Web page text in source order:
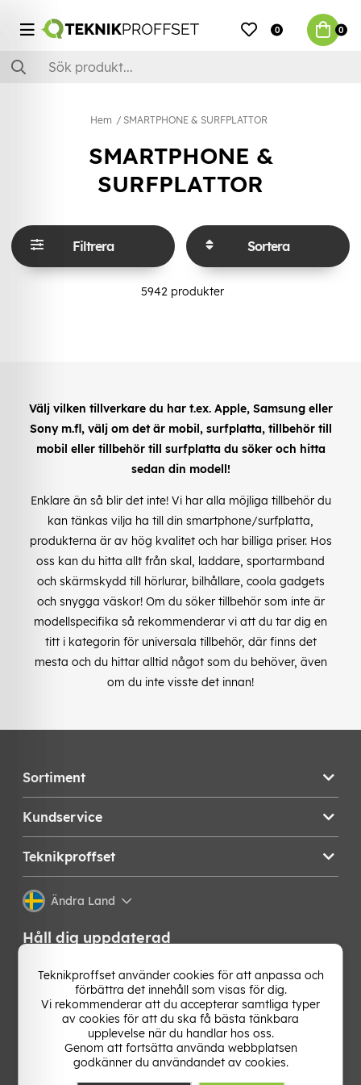
0 0
Hem SMARTPHONE & SURFPLATTOR
SMARTPHONE &
SURFPLATTOR
Filtrera Sortera
5942produkter
Välj vilken tillverkare du har t.ex. Apple, Samsung eller
Sony m.fl, välj om det är mobil, surfplatta, tillbehör till
mobil eller tillbehör till surfplatta du söker och hitta
sedan din modell!
Enklare än så blir det inte! Vi har alla möjliga tillbehör du
kan tänkas vilja ha till din smartphone/surfplatta,
produkterna är av hög kvalitet och har billiga priser. Hos
oss kan du hitta allt från skal, laddare, sportarmband
och skärmskydd till hörlurar, bilhållare, coola gadgets
och snygga väskor! Om du söker tillbehör som inte är
modellspecifika så rekommenderar vi att du tar dig en
titt i kategorin för universala tillbehör, där finns det
mesta och du hittar alltid något som du behöver, även
om du inte visste det innan!
Sortiment
Kundservice
Teknikproffset
Ändra Land
Håll dig uppdaterad
Få de senaste nyheterna, hetaste erbjudandena och
bästa tipsen från oss direkt i din mejlkorg. Signa upp på
vårt nyhetsbrev!
Teknikproffset använder cookies för att anpassa och
förbättra det innehåll som visas för dig.
Vi rekommenderar att du accepterar samtliga typer
av cookies för att du ska få bästa tänkbara
upplevelse när du handlar hos oss.
Genom att fortsätta använda webbplatsen
godkänner du användandet av cookies.